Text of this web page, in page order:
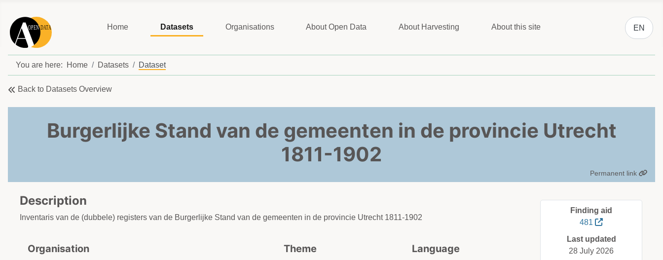
Home Datasets Organisations About Open Data About Harvesting About this site
Select
EN
You are here: Home Datasets Dataset
Back to Datasets Overview
Burgerlijke Stand van de gemeenten in de provincie Utrecht
1811-1902
Permanent link
Description
Inventaris van de (dubbele) registers van de Burgerlijke Stand van de gemeenten in de provincie Utrecht 1811-1902
Organisation Theme Language
Finding aid
481
Last updated
28 July 2026